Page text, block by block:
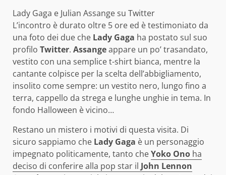
Lady Gaga e Julian Assange su Twitter
L’incontro è durato oltre 5 ore ed è testimoniato da
una foto dei due che Lady Gaga ha postato sul suo
profilo Twitter. Assangeappare un po’ trasandato,
vestito con una semplice t-shirt bianca, mentre la
cantante colpisce per la scelta dell’abbigliamento,
insolito come sempre: un vestito nero, lungo fino a
terra, cappello da strega e lunghe unghie in tema. In
fondo Halloween è vicino…
Restano un mistero i motivi di questa visita. Di
sicuro sappiamo che Lady Gaga è un personaggio
impegnato politicamente, tanto cheYoko Ono ha
deciso di conferire alla pop star il John Lennon